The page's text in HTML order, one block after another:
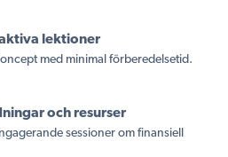
lektioner
med minimal förberedelsetid.
och resurser
sessioner om finansiell